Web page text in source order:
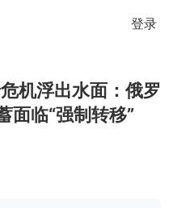
登录
机浮出水面：俄罗
面临“强制转移”